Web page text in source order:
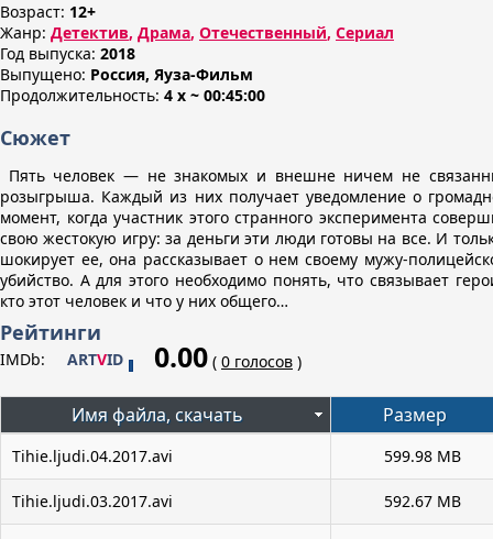
Возраст: 12+
Жанр: Детектив, Драма, Отечественный, Сериал
Год выпуска: 2018
Выпущено: Россия, Яуза-Фильм
Продолжительность: 4 x ~ 00:45:00
Сюжет
Пять человек — не знакомых и внешне ничем не
розыгрыша. Каждый из них получает уведомление о
момент, когда участник этого странного эксперимента
свою жестокую игру: за деньги эти люди готовы на все. И
шокирует ее, она рассказывает о нем своему мужу-
убийство. А для этого необходимо понять, что связывает
кто этот человек и что у них общего…
Рейтинги
IMDb: ARTVID 0.00 ( 0 голосов )
Имя файла, скачать Размер
Tihie.ljudi.04.2017.avi 599.98 MB
Tihie.ljudi.03.2017.avi 592.67 MB